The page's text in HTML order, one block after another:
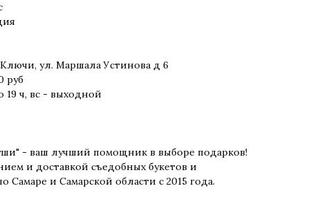
ул. Маршала Устинова д 6
руб
19 ч, вс - выходной
- ваш лучший помощник в выборе подарков!
и доставкой съедобных букетов и
Самаре и Самарской области с 2015 года.